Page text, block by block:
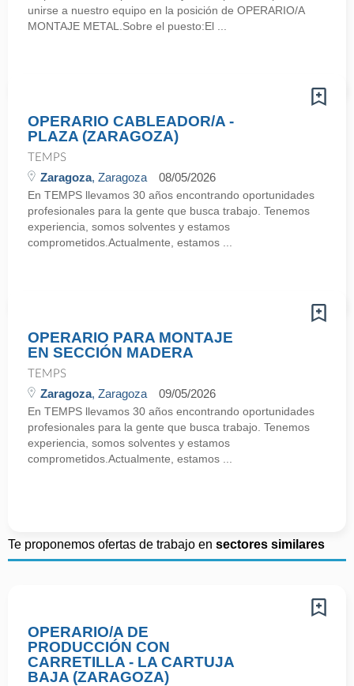
unirse a nuestro equipo en la posición de OPERARIO/A
MONTAJE METAL.Sobre el puesto:El ...
OPERARIO CABLEADOR/A -
PLAZA (ZARAGOZA)
TEMPS
Zaragoza, Zaragoza 08/05/2026
En TEMPS llevamos 30 años encontrando oportunidades
profesionales para la gente que busca trabajo. Tenemos
experiencia, somos solventes y estamos
comprometidos.Actualmente, estamos ...
OPERARIO PARA MONTAJE
EN SECCIÓN MADERA
TEMPS
Zaragoza, Zaragoza 09/05/2026
En TEMPS llevamos 30 años encontrando oportunidades
profesionales para la gente que busca trabajo. Tenemos
experiencia, somos solventes y estamos
comprometidos.Actualmente, estamos ...
Te proponemos ofertas de trabajo en sectores similares
OPERARIO/A DE
PRODUCCIÓN CON
CARRETILLA - LA CARTUJA
BAJA (ZARAGOZA)